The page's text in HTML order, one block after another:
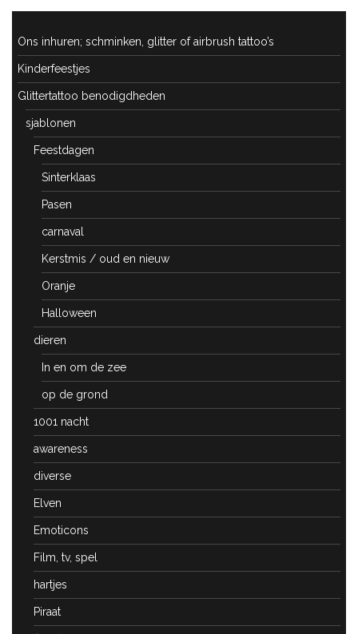
Ons inhuren; schminken, glitter of airbrush tattoo’s
Kinderfeestjes
Glittertattoo benodigdheden
sjablonen
Feestdagen
Sinterklaas
Pasen
carnaval
Kerstmis / oud en nieuw
Oranje
Halloween
dieren
In en om de zee
op de grond
1001 nacht
awareness
diverse
Elven
Emoticons
Film, tv, spel
hartjes
Piraat